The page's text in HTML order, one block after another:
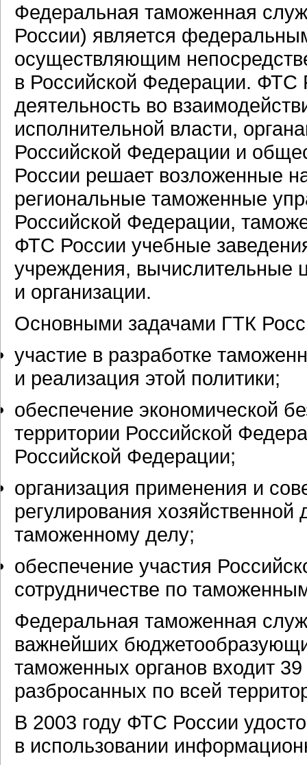
Федеральная таможенная
России) является
осуществляющим
в Российской Федерации. ФТС
деятельность во
исполнительной власти,
Российской Федерации и
России решает возложенные
региональные таможенные
Российской Федерации,
ФТС России учебные
учреждения, вычислительные
и организации.
Основными задачами ГТК
участие в разработке
и реализация этой политики;
обеспечение экономической
территории Российской
Российской Федерации;
организация применения и
регулирования хозяйственной
таможенному делу;
обеспечение участия
сотрудничестве по
Федеральная таможенная
важнейших
таможенных органов входит
разбросанных по всей
В 2003 году ФТС России
в использовании